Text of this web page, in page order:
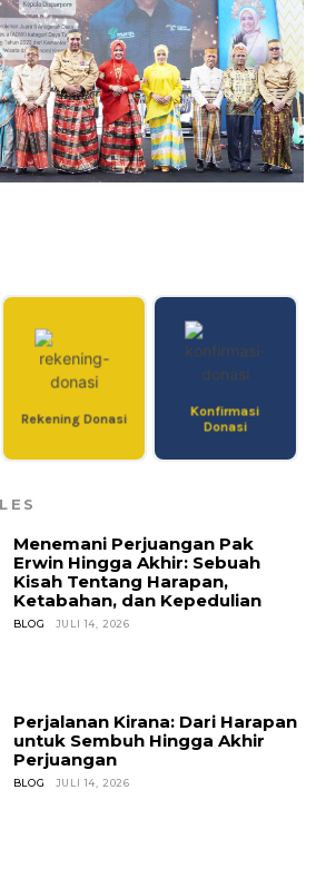
Rekening Donasi
Konfirmasi
Donasi
Menemani Perjuangan Pak
Erwin Hingga Akhir: Sebuah
Kisah Tentang Harapan,
Ketabahan, dan Kepedulian
BLOG JULI 14, 2026
Perjalanan Kirana: Dari Harapan
untuk Sembuh Hingga Akhir
Perjuangan
BLOG JULI 14, 2026